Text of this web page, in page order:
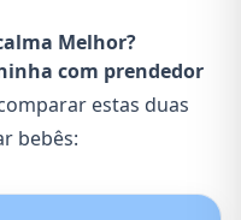
Melhor?
com prendedor
estas duas
bebês: